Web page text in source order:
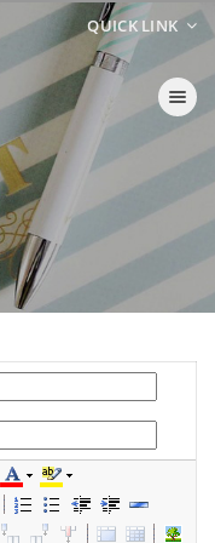
QUICK LINK
Toggle